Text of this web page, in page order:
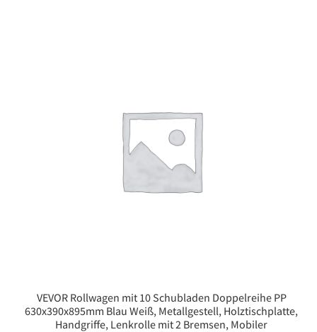
VEVOR Rollwagen mit 10 Schubladen Doppelreihe PP
630x390x895mm Blau Weiß, Metallgestell, Holztischplatte,
Handgriffe, Lenkrolle mit 2 Bremsen, Mobiler